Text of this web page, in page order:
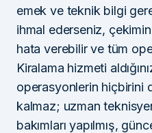
emek ve teknik bilgi
ihmal ederseniz, çekimin
hata verebilir ve tüm
Kiralama hizmeti
operasyonlerin hiçbirini
kalmaz; uzman
bakımları yapılmış,